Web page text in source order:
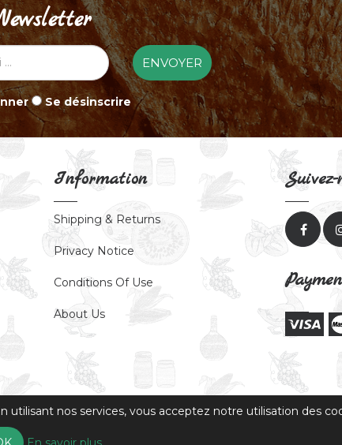
ENVOYER
Se désinscrire
Information
Shipping & Returns
Privacy Notice
Conditions Of Use
About Us
Suivez-
utilisant nos services, vous acceptez notre utilisation des